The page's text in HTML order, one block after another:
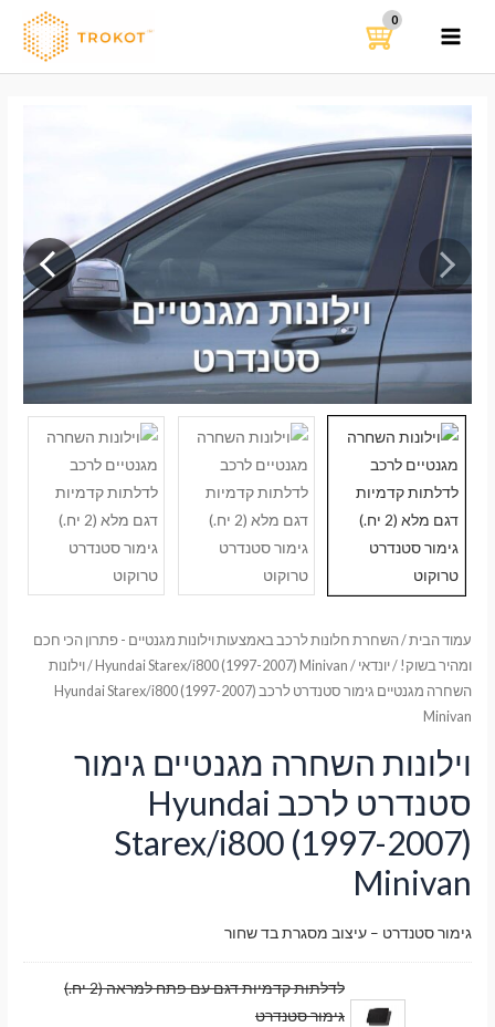
MAIN
עמוד הבית/השחרת חלונות לרכב באמצעות וילונות מגנטיים - פתרון הכי חכם
ומהיר בשוק! /יונדאי /
Hyundai Starex/i800 (1997-2007) Minivan / וילונות
השחרה מגנטיים גימור סטנדרט לרכב Hyundai Starex/i800 (1997-2007)
Minivan
וילונות השחרה מגנטיים גימור
סטנדרט לרכב Hyundai
Starex/i800 (1997-2007)
Minivan
גימור סטנדרט – עיצוב מסגרת בד שחור
לדלתות קדמיות דגם עם פתח למראה (2 יח.)
גימור סטנדרט